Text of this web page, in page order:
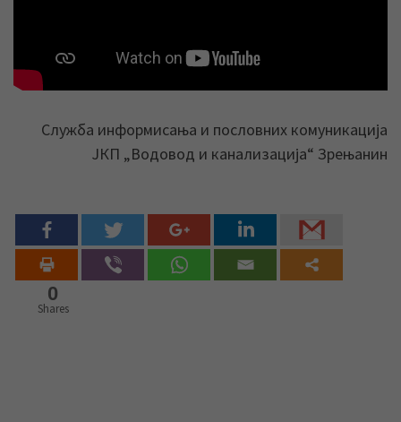
Служба информисања и пословних комуникација
ЈКП „Водовод и канализација“ Зрењанин
0
Shares